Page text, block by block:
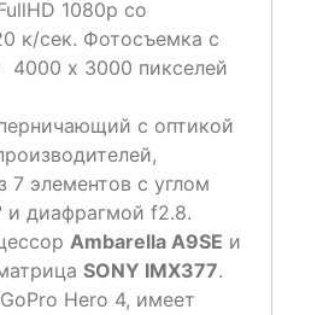
1080p со
к/сек. Фотосъемка с
4000 x 3000 пикселей
с оптикой
7 элементов с углом
и диафрагмой f2.8.
Ambarella A9SE и
SONY IMX377.
Hero 4, имеет